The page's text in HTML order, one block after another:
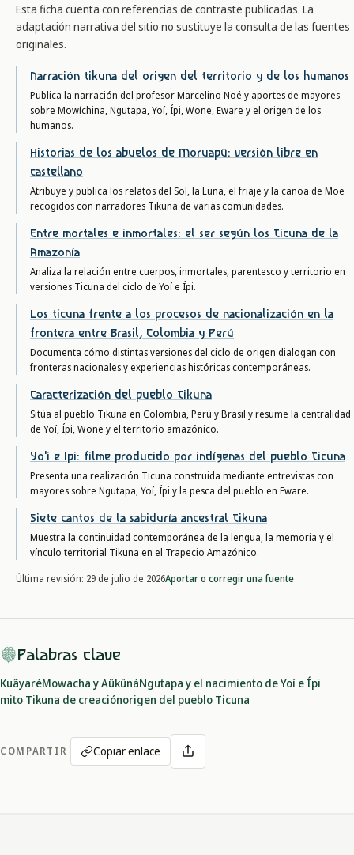
Esta ficha cuenta con referencias de contraste publicadas. La
adaptación narrativa del sitio no sustituye la consulta de las fuentes
originales.
Narración tikuna del origen del territorio y de los humanos
Publica la narración del profesor Marcelino Noé y aportes de mayores
sobre Mowíchina, Ngutapa, Yoí, Ípi, Wone, Eware y el origen de los
humanos.
Historias de los abuelos de Moruapü: versión libre en
castellano
Atribuye y publica los relatos del Sol, la Luna, el friaje y la canoa de Moe
recogidos con narradores Tikuna de varias comunidades.
Entre mortales e inmortales: el ser según los Ticuna de la
Amazonía
Analiza la relación entre cuerpos, inmortales, parentesco y territorio en
versiones Ticuna del ciclo de Yoí e Ípi.
Los ticuna frente a los procesos de nacionalización en la
frontera entre Brasil, Colombia y Perú
Documenta cómo distintas versiones del ciclo de origen dialogan con
fronteras nacionales y experiencias históricas contemporáneas.
Caracterización del pueblo Tikuna
Sitúa al pueblo Tikuna en Colombia, Perú y Brasil y resume la centralidad
de Yoí, Ípi, Wone y el territorio amazónico.
Yo'i e Ipi: filme producido por indígenas del pueblo Ticuna
Presenta una realización Ticuna construida mediante entrevistas con
mayores sobre Ngutapa, Yoí, Ípi y la pesca del pueblo en Eware.
Siete cantos de la sabiduría ancestral Tikuna
Muestra la continuidad contemporánea de la lengua, la memoria y el
vínculo territorial Tikuna en el Trapecio Amazónico.
Última revisión: 29 de julio de 2026Aportar o corregir una fuente
Palabras clave
KuãyaréMowacha y AükünáNgutapa y el nacimiento de Yoí e Ípi
mito Tikuna de creaciónorigen del pueblo Ticuna
COMPARTIR Copiar enlace